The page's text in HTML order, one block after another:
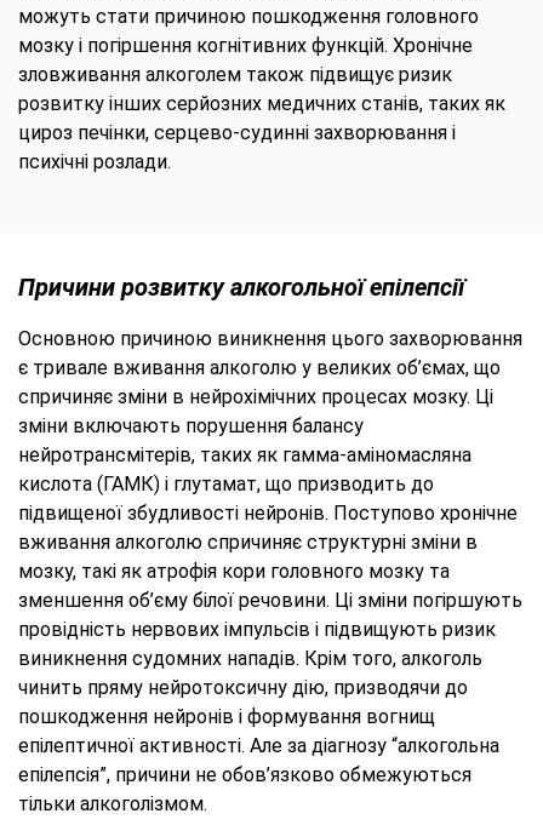
можуть стати причиною пошкодження головного
мозку і погіршення когнітивних функцій. Хронічне
зловживання алкоголем також підвищує ризик
розвитку інших серйозних медичних станів, таких як
цироз печінки, серцево-судинні захворювання і
психічні розлади.
Причини розвитку алкогольної епілепсії
Основною причиною виникнення цього захворювання
є тривале вживання алкоголю у великих об’ємах, що
спричиняє зміни в нейрохімічних процесах мозку. Ці
зміни включають порушення балансу
нейротрансмітерів, таких як гамма-аміномасляна
кислота (ГАМК) і глутамат, що призводить до
підвищеної збудливості нейронів. Поступово хронічне
вживання алкоголю спричиняє структурні зміни в
мозку, такі як атрофія кори головного мозку та
зменшення об’єму білої речовини. Ці зміни погіршують
провідність нервових імпульсів і підвищують ризик
виникнення судомних нападів. Крім того, алкоголь
чинить пряму нейротоксичну дію, призводячи до
пошкодження нейронів і формування вогнищ
епілептичної активності. Але за діагнозу “алкогольна
епілепсія”, причини не обов’язково обмежуються
тільки алкоголізмом.